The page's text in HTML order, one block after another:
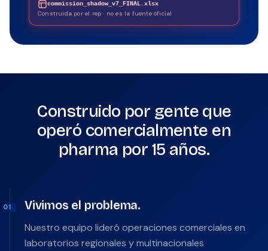
commission_shadow_v7_FINAL.xlsx
Construida por el rep · no es la fuente oficial
Construido por gente que
operó comercialmente en
pharma por 15 años.
01 Vivimos el problema.
Nuestro equipo lideró operaciones comerciales en
laboratorios regionales y multinacionales